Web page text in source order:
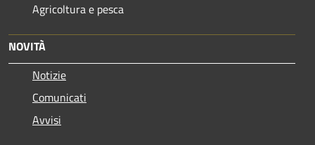
Agricoltura e pesca
NOVITÀ
Notizie
Comunicati
Avvisi